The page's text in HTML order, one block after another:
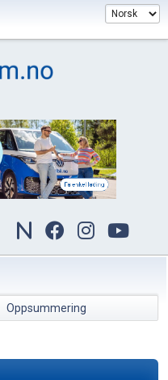
Oppsummering